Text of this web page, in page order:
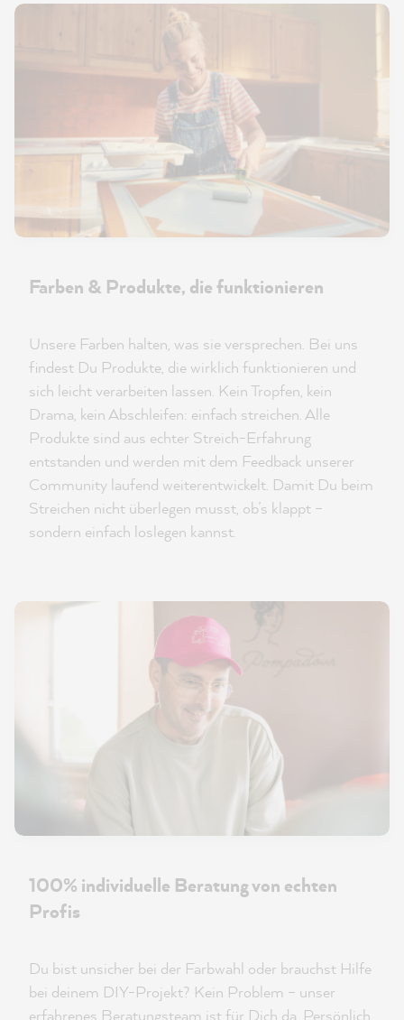
Farben & Produkte, die funktionieren
Unsere Farben halten, was sie versprechen. Bei uns
findest Du Produkte, die wirklich funktionieren und
sich leicht verarbeiten lassen. Kein Tropfen, kein
Drama, kein Abschleifen: einfach streichen. Alle
Produkte sind aus echter Streich-Erfahrung
entstanden und werden mit dem Feedback unserer
Community laufend weiterentwickelt. Damit Du beim
Streichen nicht überlegen musst, ob’s klappt –
sondern einfach loslegen kannst.
100% individuelle Beratung von echten
Profis
Du bist unsicher bei der Farbwahl oder brauchst Hilfe
bei deinem DIY-Projekt? Kein Problem – unser
erfahrenes Beratungsteam ist für Dich da. Persönlich